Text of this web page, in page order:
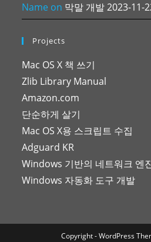
Name on 막말 개발 2023-11-
Projects
Mac OS X 책 쓰기
Zlib Library Manual
Amazon.com
단순하게 살기
Mac OS X용 스크립트 수집
Adguard KR
Windows 기반의 네트워크 엔
Windows 자동화 도구 개발
Copyright - WordPress